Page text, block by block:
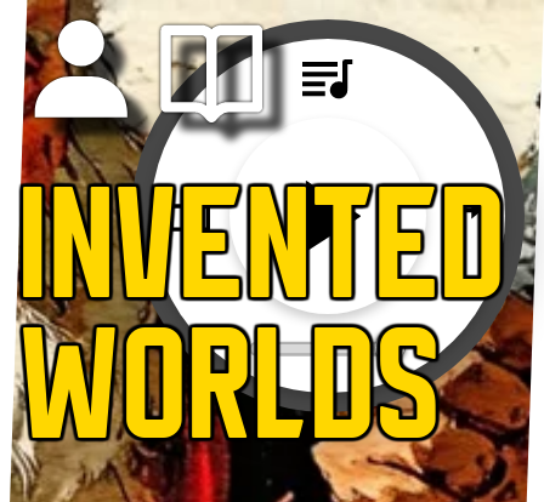
INVENTED
WORLDS